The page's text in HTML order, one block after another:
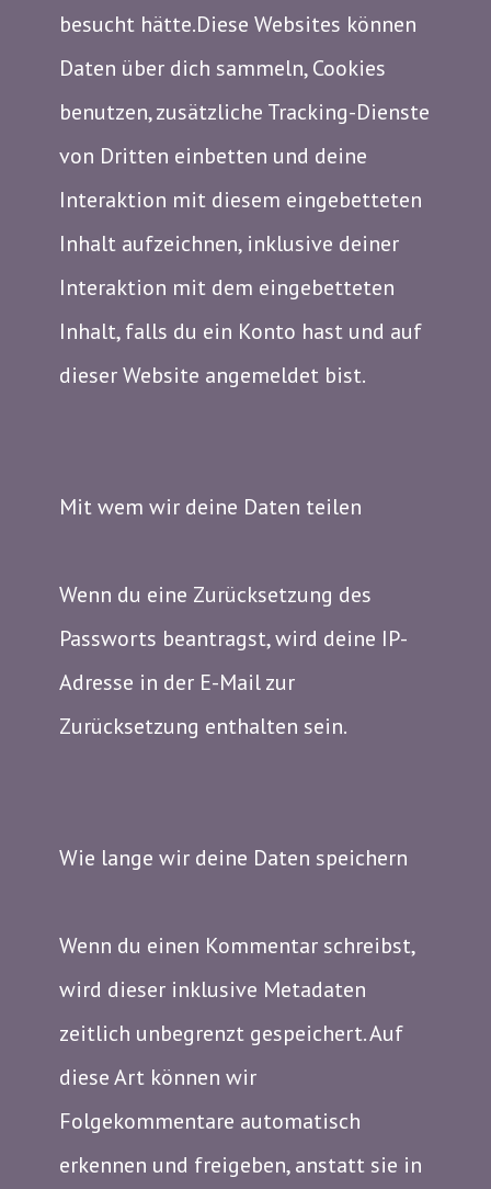
besucht hätte.Diese Websites können
Daten über dich sammeln, Cookies
benutzen, zusätzliche Tracking-Dienste
von Dritten einbetten und deine
Interaktion mit diesem eingebetteten
Inhalt aufzeichnen, inklusive deiner
Interaktion mit dem eingebetteten
Inhalt, falls du ein Konto hast und auf
dieser Website angemeldet bist.
Mit wem wir deine Daten teilen
Wenn du eine Zurücksetzung des
Passworts beantragst, wird deine IP-
Adresse in der E-Mail zur
Zurücksetzung enthalten sein.
Wie lange wir deine Daten speichern
Wenn du einen Kommentar schreibst,
wird dieser inklusive Metadaten
zeitlich unbegrenzt gespeichert. Auf
diese Art können wir
Folgekommentare automatisch
erkennen und freigeben, anstatt sie in